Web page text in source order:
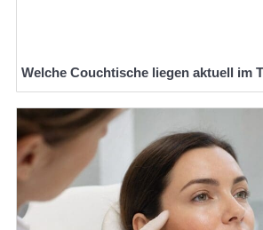
Welche Couchtische liegen aktuell im